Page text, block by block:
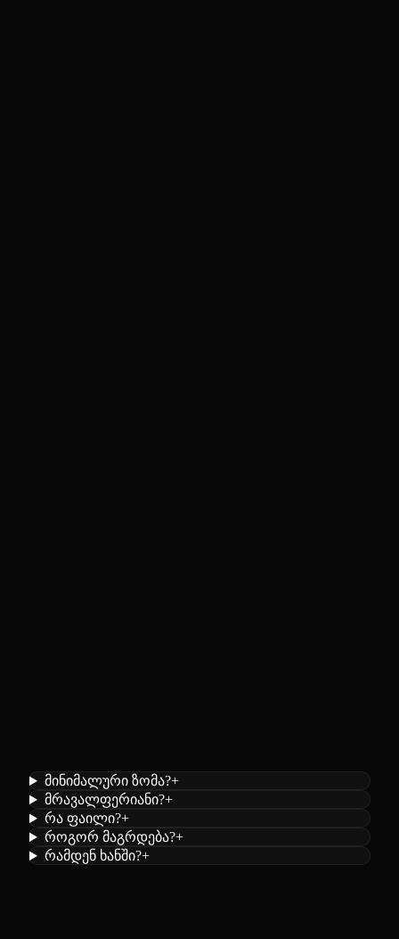
მინიმალური ზომა?+
მრავალფერიანი?+
რა ფაილი?+
როგორ მაგრდება?+
რამდენ ხანში?+